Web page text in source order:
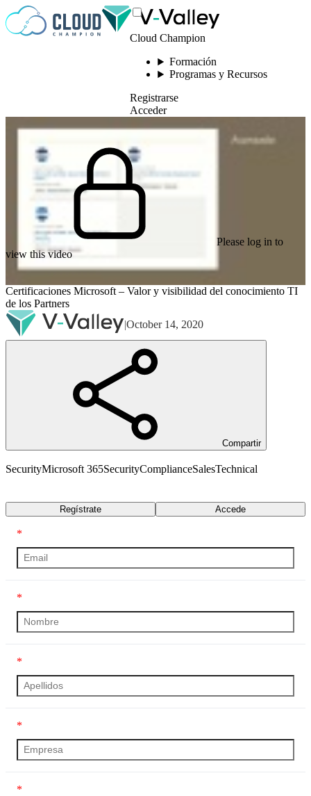
Saltar al contenido
Cloud Champion
Formación
Programas y Recursos
Registrarse
Acceder
Please log in to
view this video
Certificaciones Microsoft – Valor y visibilidad del conocimiento TI
de los Partners
|October 14, 2020
Compartir
SecurityMicrosoft 365SecurityComplianceSalesTechnical
Regístrate Accede
*
*
*
*
*